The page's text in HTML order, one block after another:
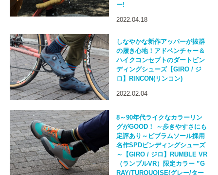
ー!
2022.04.18
しなやかな新作アッパーが抜群
の履き心地！アドベンチャー＆
ハイクコンセプトのダートビン
ディングシューズ【GIRO / ジ
ロ】RINCON(リンコン)
2022.02.04
8～90年代ライクなカラーリン
グがGOOD！ ～歩きやすさにも
定評あり～ビブラムソール採用
名作SPDビンディングシューズ
～【GIRO / ジロ】RUMBLE VR
（ランブルVR）限定カラー ”G
RAY/TURQUOISE(グレー/ター